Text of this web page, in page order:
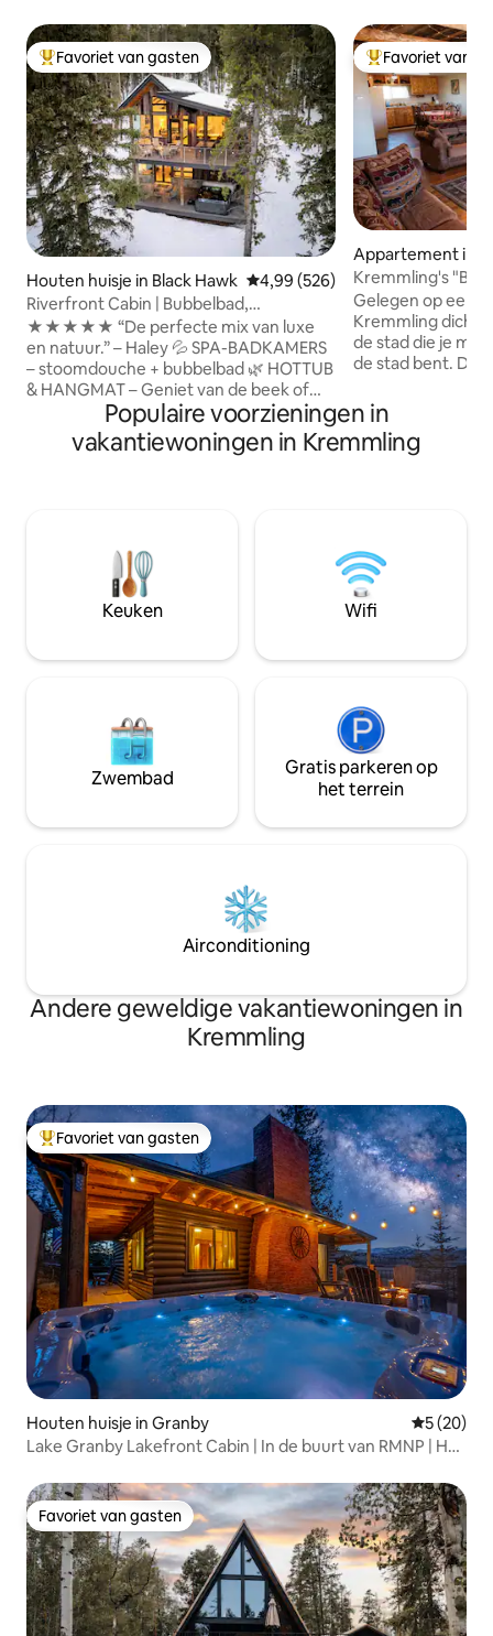
Topfavoriet van gasten
Favoriet van gasten
Houten huisje in Black Hawk Gemiddelde beoordeling van
4,99 (526)
Riverfront Cabin | Bubbelbad,
vuurplaats, stoomdouche
★★★★★ “De perfecte mix van luxe
en natuur.” – Haley 💦 SPA-BADKAMERS
– stoomdouche + bubbelbad 🌿 HOTTUB
& HANGMAT – Geniet van de beek of
zwaai in de bomen 🔥 GEZELLIGE
AVONDER – Vuurplaats, barbecue, open
haarden en vloerverwarming ❄️ KOEL
stekker uit het stopcontact halen 📍 10
min ⭆ Nederland — mtn stad en
avonturenhub ➳ Adem diep in. Maak
opnieuw contact met wat belangrijk is.
verblijven in een houten huisje beginnen
Topfavoriet van
Favoriet van
Appartement in
Kremmling's
appartement
Gelegen op een
Kremmling dicht
de stad die je
de stad bent. Dit appartement met 2
wasmachine/
satellietpakket,
volledige
woonkamer
queensize
huisdieren. Er is
parkeerplaats,
Populaire voorzieningen in
vakantiewoningen in Kremmling
Keuken Wifi
Zwembad
Gratis parkeren op
het terrein
Airconditioning
Andere geweldige vakantiewoningen in
Kremmling
Topfavoriet van gasten
Favoriet van gasten
Houten huisje in Granby
5 (20)
Lake Granby Lakefront Cabin | In de buurt van RMNP | Hot
Favoriet van gasten
Favoriet van gasten